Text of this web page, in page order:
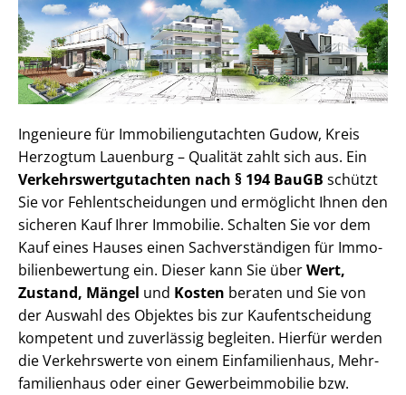
Ingenieure für Im­mo­bi­li­en­gut­ach­ten Gudow, Kreis
Herzogtum Lauenburg – Qualität zahlt sich aus. Ein
Ver­kehrs­wert­gut­ach­ten nach § 194 BauGB schützt
Sie vor Fehl­ent­schei­dun­gen und ermöglicht Ihnen den
sicheren Kauf Ihrer Immobilie. Schalten Sie vor dem
Kauf eines Hauses einen Sach­ver­stän­di­gen für Im­mo­
bi­li­en­be­wer­tung ein. Dieser kann Sie überWert,
Zustand, Mängel und Kosten beraten und Sie von
der Auswahl des Objektes bis zur Kauf­ent­schei­dung
kompetent und zuverlässig begleiten. Hierfür werden
die Verkehrswerte von einem Einfamilienhaus, Mehr­
fa­mi­li­en­haus oder einer Ge­wer­be­im­mo­bi­lie bzw.